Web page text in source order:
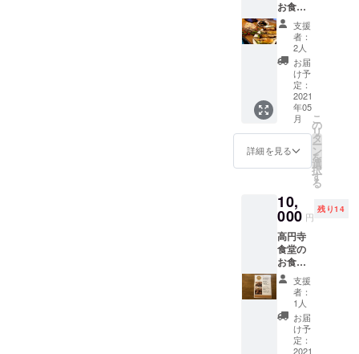
お食事
券500円
分
券！、
手書き
のお手
紙 ※
イート
イン、
テイク
アウト
全てで
ご利用
いただ
す。 有
効期限
はお送
りした
日から1
年間と
させて
いただ
きま
す。
支援
者：
2人
お届
け予
定：
2021
年05
月
詳細を見る
こ
の
リ
タ
ー
ン
を
選
択
す
る
10,
000 円
残り14
高円寺
食堂の
お食事
券1000
円分、
ミニ花
束、手
書きお
手紙 ※
支援
者：
1人
お届
け予
定：
2021